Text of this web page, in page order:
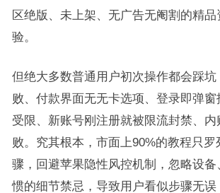
区绝版、未上架、无广告无阉割的精
验。
但绝大多数普通用户初次操作都会踩坑
败、付款界面无无卡选项、登录即弹窗
受限、新账号刚注册就被限流封禁、内
败。究其根本，市面上90%的教程只罗
骤，回避苹果隐性风控机制，忽略设备
惯的细节禁忌，导致用户看似步骤无误